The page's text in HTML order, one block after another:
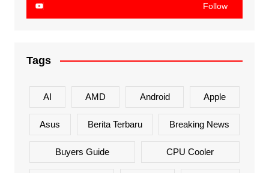
Follow
Tags
AI AMD Android Apple
Asus Berita Terbaru Breaking News
Buyers Guide CPU Cooler